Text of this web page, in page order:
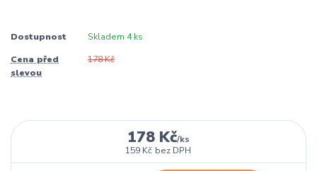
Dostupnost Skladem 4 ks
Cena před
slevou
178 Kč
178 Kč/ks
159 Kč bez DPH